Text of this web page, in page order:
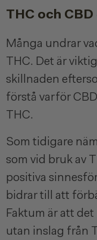
THC och
Många undrar
THC. Det är
skillnaden
förstå varför
THC.
Som tidigare
som vid bruk av
positiva
bidrar till att
Faktum är att
utan inslag från